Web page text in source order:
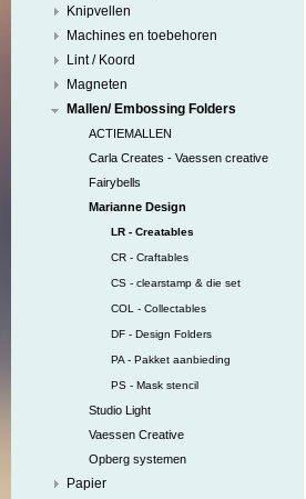
Knipvellen
Machines en toebehoren
Lint / Koord
Magneten
Mallen/ Embossing Folders
ACTIEMALLEN
Carla Creates - Vaessen creative
Fairybells
Marianne Design
LR - Creatables
CR - Craftables
CS - clearstamp & die set
COL - Collectables
DF - Design Folders
PA - Pakket aanbieding
PS - Mask stencil
Studio Light
Vaessen Creative
Opberg systemen
Papier